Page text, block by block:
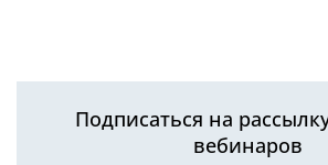
Подписаться на
вебинаров